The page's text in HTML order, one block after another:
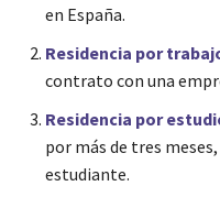
en España.
Residencia por
contrato con una
Residencia por
por más de tres
estudiante.